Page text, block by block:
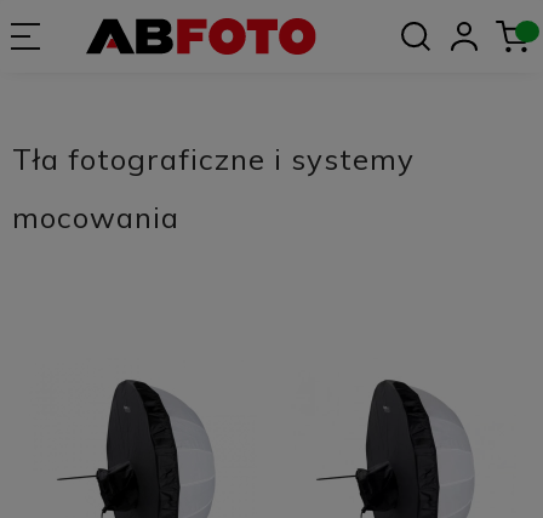
Tła fotograficzne i systemy
mocowania